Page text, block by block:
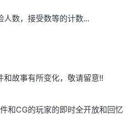
数，接受数等的计数...
和故事有所变化，敬请留意!!
和CG的玩家的即时全开放和回忆